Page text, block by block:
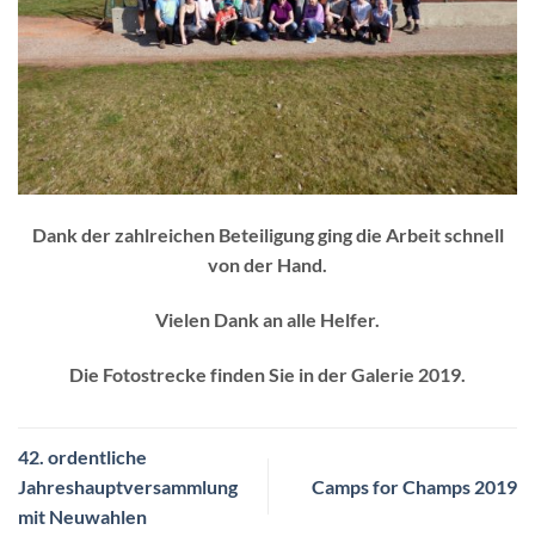
Dank der zahlreichen Beteiligung ging die Arbeit schnell
von der Hand.
Vielen Dank an alle Helfer.
Die Fotostrecke finden Sie in der Galerie 2019.
42. ordentliche
Jahreshauptversammlung
mit Neuwahlen
Camps for Champs 2019